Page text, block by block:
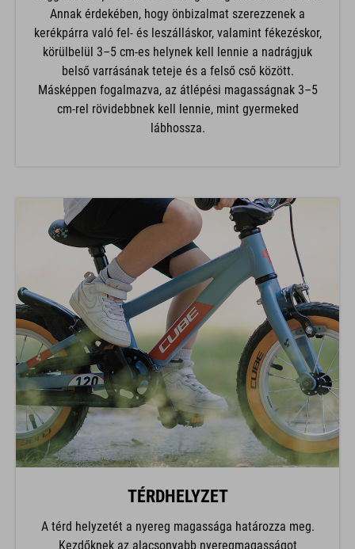
Annak érdekében, hogy önbizalmat szerezzenek a
kerékpárra való fel- és leszálláskor, valamint fékezéskor,
körülbelül 3–5 cm-es helynek kell lennie a nadrágjuk
belső varrásának teteje és a felső cső között.
Másképpen fogalmazva, az átlépési magasságnak 3–5
cm-rel rövidebbnek kell lennie, mint gyermeked
lábhossza.
TÉRDHELYZET
A térd helyzetét a nyereg magassága határozza meg.
Kezdőknek az alacsonyabb nyeregmagasságot